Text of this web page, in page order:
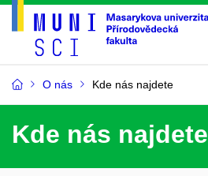
O nás Kde nás najdete
Kde nás najdete